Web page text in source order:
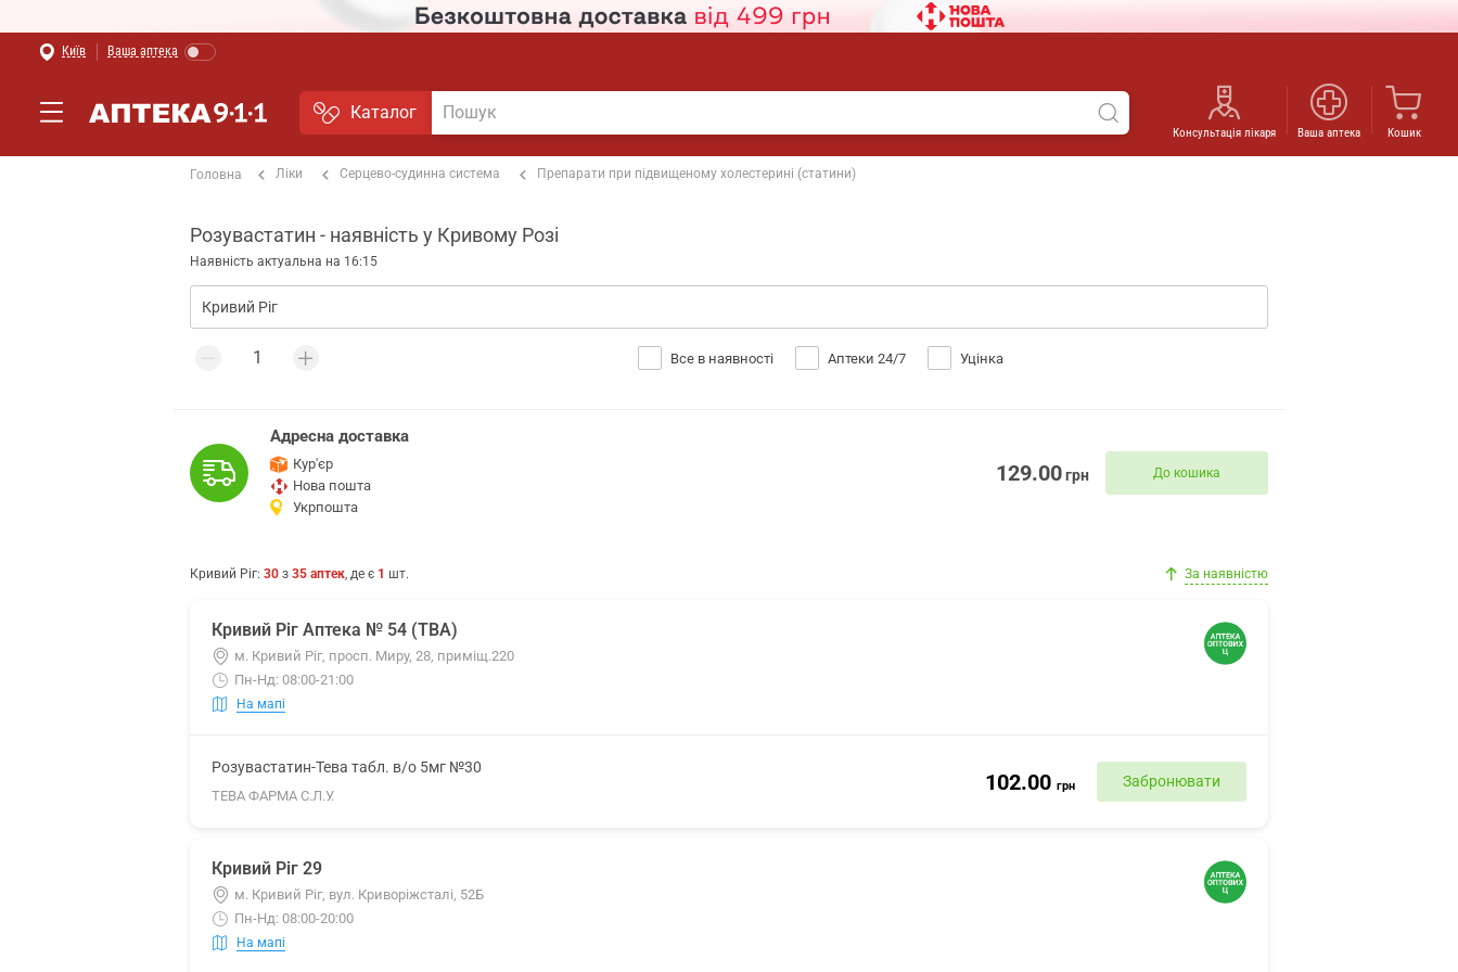
Київ Ваша аптека
Каталог
Консультація лікаря Ваша аптека Кошик
Головна Ліки Серцево-судинна система Препарати при підвищеному холестерині (статини)
Розувастатин - наявність у Кривому Розі
Наявність актуальна на 16:15
Все в наявності Аптеки 24/7 Уцінка
Адресна доставка
Кур'єр
Нова пошта
Укрпошта
129.00грн До кошика
Кривий Ріг: 30 з 35 аптек, де є 1 шт. За наявністю
Кривий Ріг Аптека № 54 (ТВА)
м. Кривий Ріг, просп. Миру, 28, приміщ.220
Пн-Нд: 08:00-21:00
На мапі
Розувастатин-Тева табл. в/о 5мг №30
ТЕВА ФАРМА С.Л.У.
102.00 грн Забронювати
Кривий Ріг 29
м. Кривий Ріг, вул. Криворіжсталі, 52Б
Пн-Нд: 08:00-20:00
На мапі